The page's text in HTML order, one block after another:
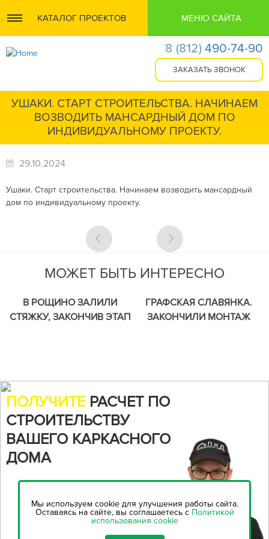
КАТАЛОГ ПРОЕКТОВ МЕНЮ САЙТА
8 (812) 490-74-90
УШАКИ. СТАРТ СТРОИТЕЛЬСТВА. НАЧИНАЕМ
ВОЗВОДИТЬ МАНСАРДНЫЙ ДОМ ПО
ИНДИВИДУАЛЬНОМУ ПРОЕКТУ.
29.10.2024
Ушаки. Старт строительства. Начинаем возводить мансардный
дом по индивидуальному проекту.
МОЖЕТ БЫТЬ ИНТЕРЕСНО
В РОЩИНО ЗАЛИЛИ
СТЯЖКУ, ЗАКОНЧИВ ЭТАП
ГРАФСКАЯ СЛАВЯНКА.
ЗАКОНЧИЛИ МОНТАЖ
ПОЛУЧИТЕ РАСЧЕТ ПО
СТРОИТЕЛЬСТВУ
ВАШЕГО КАРКАСНОГО
ДОМА
Воспользуйтесь нашим
онлайн-калькулятором,
рассчитать стоимость
Мы используем cookie для улучшения работы сайта.
Оставаясь на сайте, вы соглашаетесь с Политикой
использования cookie